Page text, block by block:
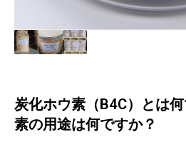
炭化ホウ素（B4C）とは
素の用途は何ですか？